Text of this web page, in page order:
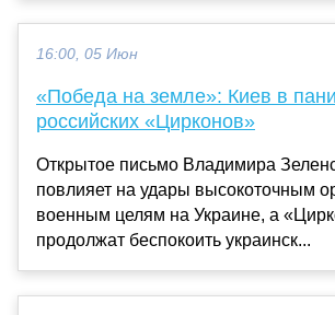
16:00, 05 Июн
«Победа на земле»: Киев в
российских «Цирконов»
Открытое письмо Владимира
повлияет на удары высокоточным
военным целям на Украине, а
продолжат беспокоить украинск...